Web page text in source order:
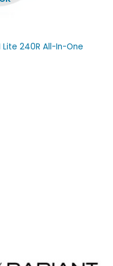
Lite 240R All-In-One